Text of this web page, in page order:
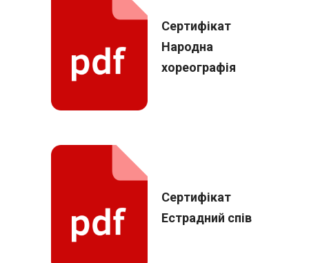
Сертифікат
Народна
хореографія
Сертифікат
Естрадний спів